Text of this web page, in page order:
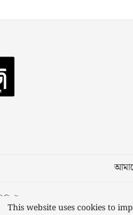
This website uses cookies to